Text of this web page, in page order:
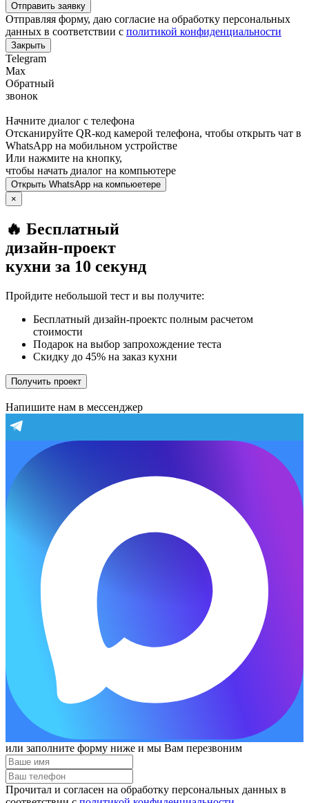
Отправить заявку
Отправляя форму, даю согласие на обработку персональных
данных в соответствии с политикой конфиденциальности
Закрыть
Telegram
Max
Обратный
звонок
Начните диалог с телефона
Отсканируйте QR-код камерой телефона, чтобы открыть чат в
WhatsApp на мобильном устройстве
Или нажмите на кнопку,
чтобы начать диалог на компьютере
Открыть WhatsApp на компьюетере
×
🔥 Бесплатный
дизайн-проект
кухни за 10 секунд
Пройдите небольшой тест и вы получите:
Бесплатный дизайн-проектс полным расчетом
стоимости
Подарок на выбор запрохождение теста
Скидку до 45% на заказ кухни
Получить проект
Напишите нам в мессенджер
или заполните форму ниже и мы Вам перезвоним
Прочитал и согласен на обработку персональных данных в